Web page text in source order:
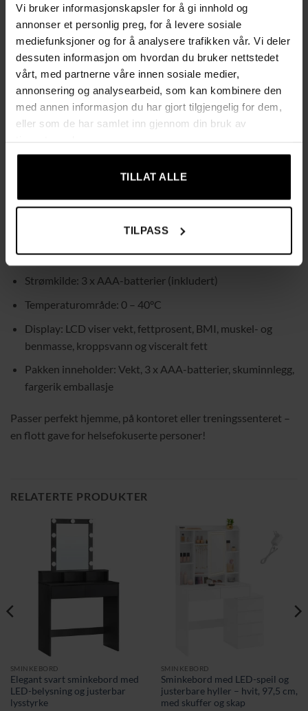
Vi bruker informasjonskapsler for å gi innhold og
annonser et personlig preg, for å levere sosiale
mediefunksjoner og for å analysere trafikken vår. Vi deler
dessuten informasjon om hvordan du bruker nettstedet
vårt, med partnerne våre innen sosiale medier,
annonsering og analysearbeid, som kan kombinere den
med annen informasjon du har gjort tilgjengelig for dem,
eller som de har samlet inn gjennom din bruk av
TILLAT ALLE
TILPASS
Brukertilpassede målinger:Still inn alder, høyde, kjønn og
aktivitetsnivå for nøyaktige resultater.
Rask og tydelig avlesning:LCD-skjermen viser 8
nøkkeltall umiddelbart.
Moderne design:Slitesterk konstruksjon i herdet glass,
ABS-plast, silikon og rustfritt stål.
Måleenheter: KG / LB / ST
Dimensjoner: 30 x 30 x 3 cm
Materialer: Herdet glass, rustfritt stål, ABS, silikon
Strømkilde: 3 x AAA-batterier (inkludert)
Temperaturområde: 0 – 40°C
Display: LCD viser vekt, fettprosent, BMI, muskel- og
benmasse, kroppsvann og visceralt fett
Pakken inneholder: Vekt, 3 x AAA-batterier, skuminnlegg,
fargerik emballasje
Passer perfekt hjemme, på kontoret eller treningssenteret –
en flott gave for helsefokuserte personer!
RELATERTE PRODUKTER
SMINKEBORD
Elegant svart sminkebord med
LED-belysning og justerbar
lysstyrke
SMINKEBORD
Sminkebord med LED-speil og
justerbare hyller – hvit, 97,5 cm,
med skuffer og skap